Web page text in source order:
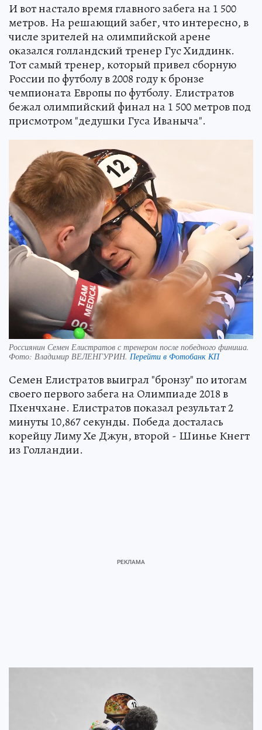
И вот настало время главного забега на 1 500
метров. На решающий забег, что интересно, в
числе зрителей на олимпийской арене
оказался голландский тренер Гус Хиддинк.
Тот самый тренер, который привел сборную
России по футболу в 2008 году к бронзе
чемпионата Европы по футболу. Елистратов
бежал олимпийский финал на 1 500 метров под
присмотром "дедушки Гуса Иваныча".
Россиянин Семен Елистратов с тренером после победного финиша.
Фото: Владимир ВЕЛЕНГУРИН. Перейти в Фотобанк КП
Семен Елистратов выиграл "бронзу" по итогам
своего первого забега на Олимпиаде 2018 в
Пхенчхане. Елистратов показал результат 2
минуты 10,867 секунды. Победа досталась
корейцу Лиму Хе Джун, второй - Шинье Кнегт
из Голландии.